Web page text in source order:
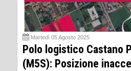
Martedì 05 Agosto 2025
Polo logistico Castano
(M5S): Posizione